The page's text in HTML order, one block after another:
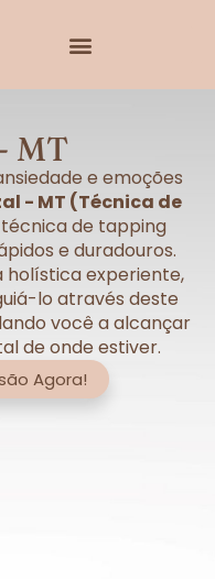
MT
e emoções
- MT (Técnica de
de tapping
e duradouros.
holística experiente,
lo através deste
você a alcançar
de onde estiver.
Agora!